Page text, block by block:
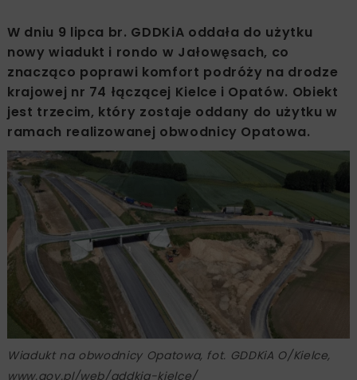
W dniu 9 lipca br. GDDKiA oddała do użytku
nowy wiadukt i rondo w Jałowęsach, co
znacząco poprawi komfort podróży na drodze
krajowej nr 74 łączącej Kielce i Opatów. Obiekt
jest trzecim, który zostaje oddany do użytku w
ramach realizowanej obwodnicy Opatowa.
Wiadukt na obwodnicy Opatowa, fot. GDDKiA O/Kielce,
www.gov.pl/web/gddkia-kielce/